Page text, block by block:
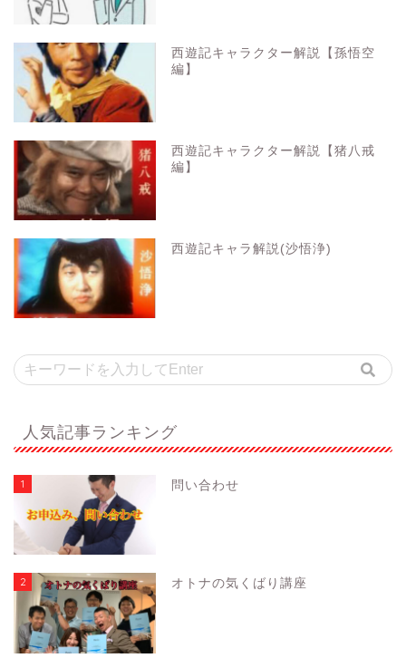
西遊記キャラクター解説【孫悟空
編】
西遊記キャラクター解説【猪八戒
編】
西遊記キャラ解説(沙悟浄)
人気記事ランキング
1 問い合わせ
2 オトナの気くばり講座